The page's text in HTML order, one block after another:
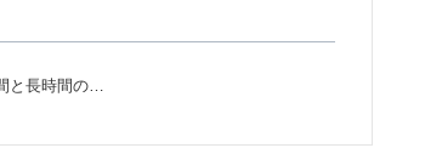
と長時間の…